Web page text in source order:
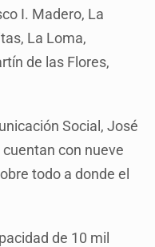
I. Madero, La
La Loma,
de las Flores,
Social, José
con nueve
todo a donde el
de 10 mil